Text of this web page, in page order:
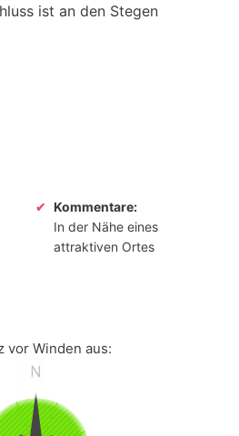
ist an den Stegen
Kommentare:
In der Nähe eines
attraktiven Ortes
vor Winden aus: